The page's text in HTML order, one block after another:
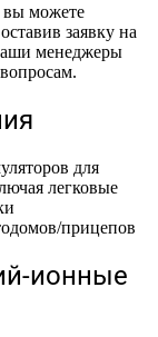
вы можете
заявку на
менеджеры
для
легковые
прицепов
ионные